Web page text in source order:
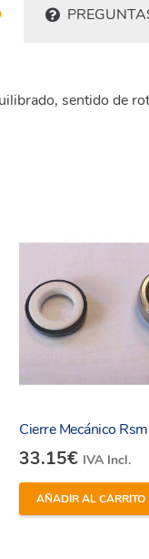
sentido de
Cierre Mecánico
33.15€ IVA Incl.
AÑADIR AL CARRITO